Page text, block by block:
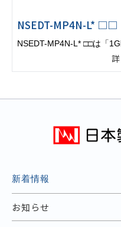
NSEDT-MP4N-L* □□
NSEDT-MP4N-L* □□は「
新着情報
お知らせ